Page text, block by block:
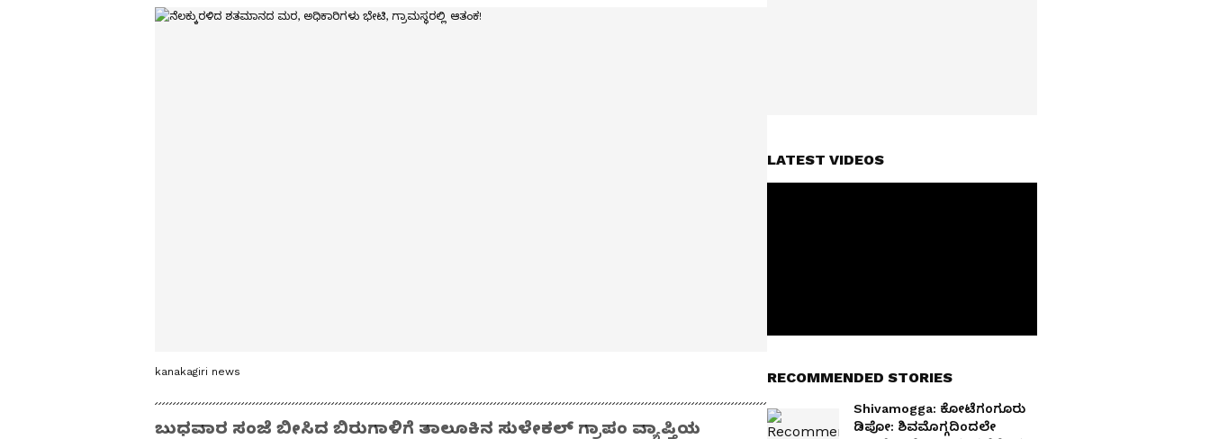
kanakagiri news
ಬುಧವಾರ ಸಂಜೆ ಬೀಸಿದ ಬಿರುಗಾಳಿಗೆ ತಾಲೂಕಿನ ಸುಳೇಕಲ್‌ ಗ್ರಾಪಂ ವ್ಯಾಪ್ತಿಯ
LATEST VIDEOS
RECOMMENDED STORIES
Shivamogga: ಕೋಟೆಗಂಗೂರು
ಡಿಪೋ: ಶಿವಮೊಗ್ಗದಿಂದಲೇ